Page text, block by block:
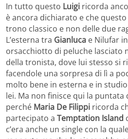
In tutto questo Luigi ricorda
è ancora dichiarato e che
trono classico e non delle due
L’esterna tra Gianluca e Nilufar
orsacchiotto di peluche lasciato
della tronista, dove lui stesso si
facendole una sorpresa di lì a
molto bene in esterna e in
lei. Ma non finisce qui la puntata
perché Maria De Filippi ricorda
partecipato a Temptation Island
c’era anche un single con la